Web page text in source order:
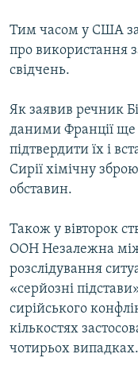
Тим часом у США
про використання
свідчень.
Як заявив речник
даними Франції
підтвердити їх і
Сирії хімічну
обставин.
Також у вівторок
ООН Незалежна
розслідування
«серйозні
сирійського
кількостях
чотирьох випадках.